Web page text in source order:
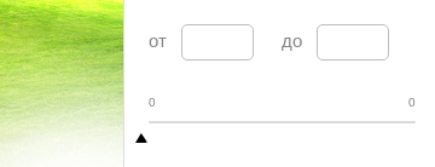
от до
0 0